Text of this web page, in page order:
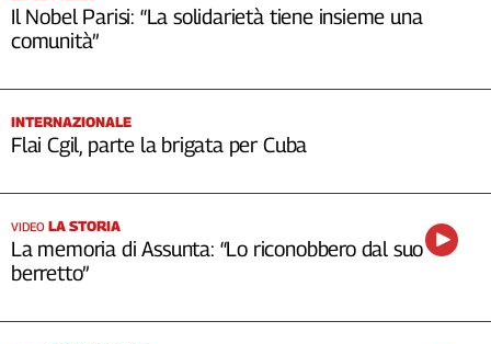
Il Nobel Parisi: “La solidarietà tiene insieme una
comunità”
INTERNAZIONALE
Flai Cgil, parte la brigata per Cuba
VIDEO LA STORIA
La memoria di Assunta: “Lo riconobbero dal suo
berretto”